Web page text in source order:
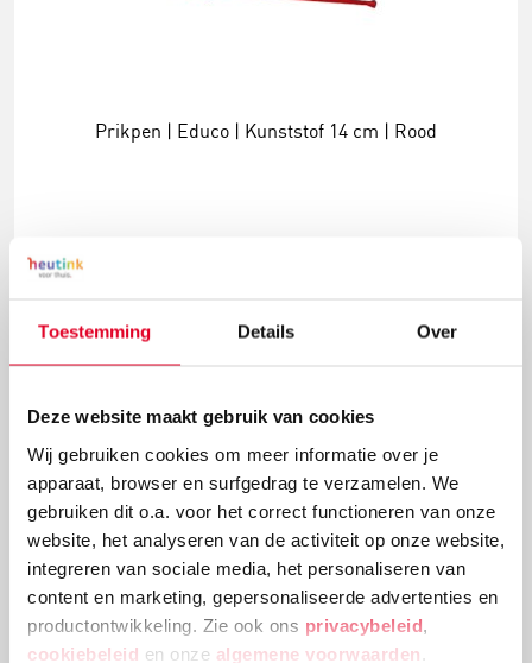
Toestemming Details Over
Deze website maakt gebruik van cookies
Wij gebruiken cookies om meer informatie over je
apparaat, browser en surfgedrag te verzamelen. We
gebruiken dit o.a. voor het correct functioneren van onze
website, het analyseren van de activiteit op onze website,
integreren van sociale media, het personaliseren van
content en marketing, gepersonaliseerde advertenties en
productontwikkeling. Zie ook ons privacybeleid
cookiebeleid en onze algemene voorwaarden
Prikpen | Educo | Kunststof 14 cm | Rood
Tandem Motoriekbord